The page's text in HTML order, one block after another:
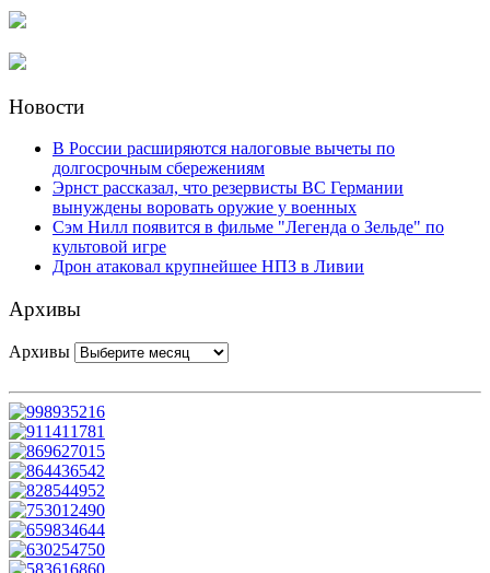
Новости
В России расширяются налоговые вычеты по
долгосрочным сбережениям
Эрнст рассказал, что резервисты ВС Германии
вынуждены воровать оружие у военных
Сэм Нилл появится в фильме "Легенда о Зельде" по
культовой игре
Дрон атаковал крупнейшее НПЗ в Ливии
Архивы
Архивы